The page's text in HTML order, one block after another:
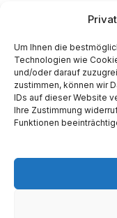
Um Ihnen die
Technologien wie
und/oder darauf
zustimmen, können wir
IDs auf dieser Website
Ihre Zustimmung
Funktionen
E-Mail-Adresse*
Website